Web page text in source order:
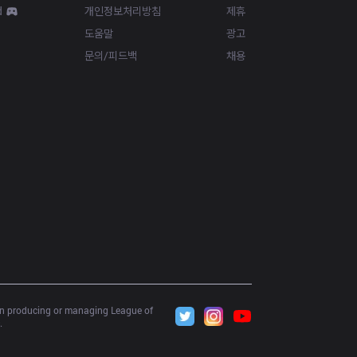
개인정보처리방침
도움말
문의/피드백
제휴
광고
채용
producing or managing League of